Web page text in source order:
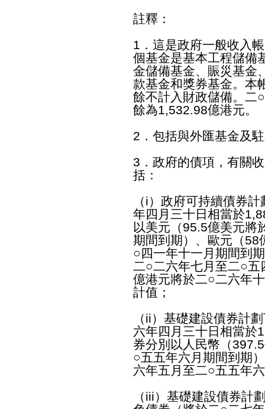
註釋：
1．這是政府一般收入
個基金是基本工程儲備
金儲備基金、賑災基金
款基金和獎券基金。本
餘不計入財政儲備。二
餘為1,532.98億港元。
2．包括與外匯基金及
3．政府的債項，有關
括：
（i）政府可持續債券
年四月三十日相當於
以美元（95.5億美元將
期間到期）、歐元（58
○四一年十一月期間到
二○二六年七月至二○五
億港元將於二○二六年
計值；
（ii）基礎建設債券計
六年四月三十日相當於
券分別 以 人民幣（
○五五年六月期間到期
六年五月至二○五五年
（iii）基礎建設債券計